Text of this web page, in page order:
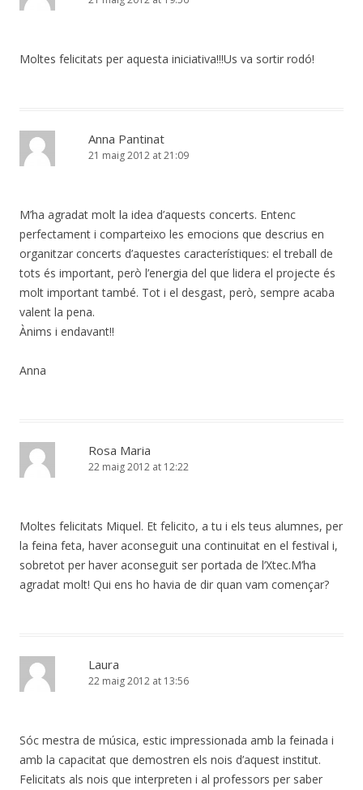
Moltes felicitats per aquesta iniciativa!!!Us va sortir rodó!
Anna Pantinat
21 maig 2012 at 21:09
M’ha agradat molt la idea d’aquests concerts. Entenc
perfectament i comparteixo les emocions que descrius en
organitzar concerts d’aquestes característiques: el treball de
tots és important, però l’energia del que lidera el projecte és
molt important també. Tot i el desgast, però, sempre acaba
valent la pena.
Ànims i endavant!!
Anna
Rosa Maria
22 maig 2012 at 12:22
Moltes felicitats Miquel. Et felicito, a tu i els teus alumnes, per
la feina feta, haver aconseguit una continuitat en el festival i,
sobretot per haver aconseguit ser portada de l’Xtec.M’ha
agradat molt! Qui ens ho havia de dir quan vam començar?
Laura
22 maig 2012 at 13:56
Sóc mestra de música, estic impressionada amb la feinada i
amb la capacitat que demostren els nois d’aquest institut.
Felicitats als nois que interpreten i al professors per saber